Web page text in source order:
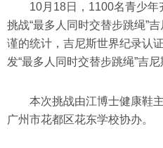
10月18日，1100名青少年
挑战“最多人同时交替步跳绳”
谨的统计，吉尼斯世界纪录认
发“最多人同时交替步跳绳”吉尼
本次挑战由江博士健康鞋
广州市花都区花东学校协办。